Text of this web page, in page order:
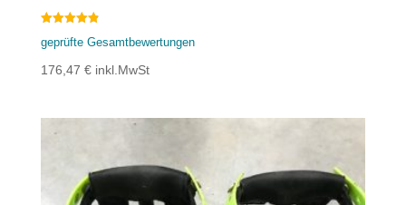
4.88
geprüfte Gesamtbewertungen
176,47 € inkl.MwSt